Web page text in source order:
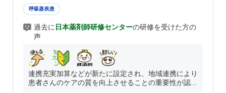
呼吸器疾患
過去に 日本薬剤師研修センターの研修を受けた方の
声
連携充実加算などが新たに設定され、地域連携により
患者さんのケアの質を向上させることの重要性が認...